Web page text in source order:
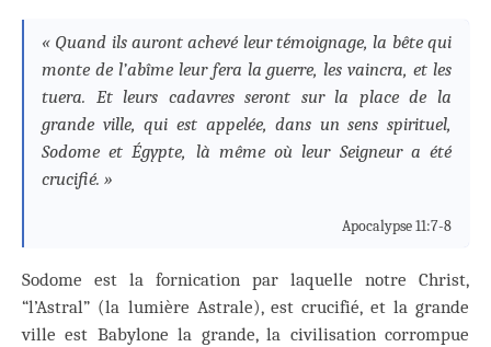
« Quand ils auront achevé leur témoignage, la bête qui
monte de l’abîme leur fera la guerre, les vaincra, et les
tuera. Et leurs cadavres seront sur la place de la
grande ville, qui est appelée, dans un sens spirituel,
Sodome et Égypte, là même où leur Seigneur a été
crucifié. »
Apocalypse 11:7-8
Sodome est la fornication par laquelle notre Christ,
“l’Astral” (la lumière Astrale), est crucifié, et la grande
ville est Babylone la grande, la civilisation corrompue